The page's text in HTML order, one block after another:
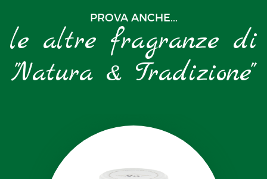
PROVA ANCHE...
le altre fragranze di
"Natura & Tradizione"